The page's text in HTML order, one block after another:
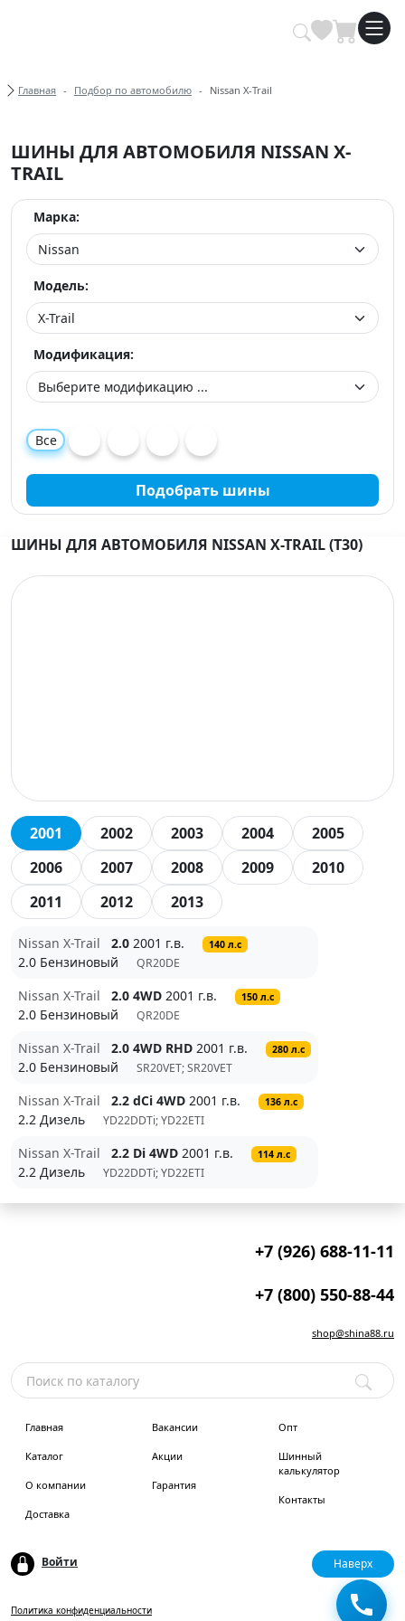
Купить автомобильные шины
Хлебные крошки
Главная Подбор по автомобилю Nissan X-Trail
ШИНЫ ДЛЯ АВТОМОБИЛЯ NISSAN X-
TRAIL
Марка:
Модель:
Модификация:
Все
Подобрать шины
ШИНЫ ДЛЯ АВТОМОБИЛЯ NISSAN X-TRAIL (T30)
2001 2002 2003 2004
2005
2006
2007 2008 2009
2010
2011
2012 2013
Nissan X-Trail 2.0 2001 г.в. 140 л.с
2.0 Бензиновый QR20DE
Nissan X-Trail 2.0 4WD 2001 г.в. 150 л.с
2.0 Бензиновый QR20DE
Nissan X-Trail 2.0 4WD RHD 2001 г.в. 280 л.с
2.0 Бензиновый SR20VET; SR20VET
Nissan X-Trail 2.2 dCi 4WD 2001 г.в. 136 л.с
2.2 Дизель YD22DDTi; YD22ETI
Nissan X-Trail 2.2 Di 4WD 2001 г.в. 114 л.с
2.2 Дизель YD22DDTi; YD22ETI
+7 (926) 688-11-11
+7 (800) 550-88-44
shop@shina88.ru
Главная
Каталог
О компании
Доставка
Вакансии
Акции
Гарантия
Опт
Шинный
калькулятор
Контакты
Войти Наверх
Политика конфиденциальности